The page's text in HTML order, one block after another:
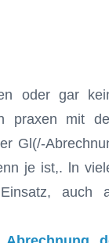
oder gar
praxen mit
Gl(/-
je ist,. ln
auch